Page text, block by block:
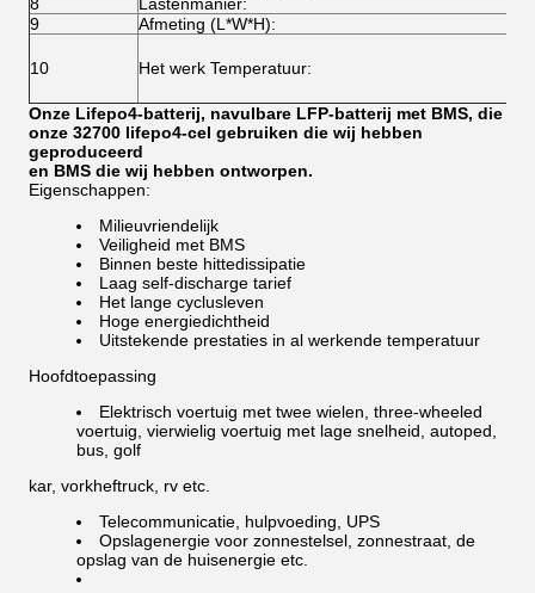
9
Afmeting (L*W*H):
10 Het werk Temperatuur:
Onze Lifepo4-batterij, navulbare LFP-batterij met BMS, die
onze 32700 lifepo4-cel gebruiken die wij hebben
geproduceerd
en BMS die wij hebben ontworpen.
Eigenschappen:
Milieuvriendelijk
Veiligheid met BMS
Binnen beste hittedissipatie
Laag self-discharge tarief
Het lange cyclusleven
Hoge energiedichtheid
Uitstekende prestaties in al werkende temperatuur
Hoofdtoepassing
Elektrisch voertuig met twee wielen, three-wheeled
voertuig, vierwielig voertuig met lage snelheid, autoped,
bus, golf
kar, vorkheftruck, rv etc.
Telecommunicatie, hulpvoeding, UPS
Opslagenergie voor zonnestelsel, zonnestraat, de
opslag van de huisenergie etc.